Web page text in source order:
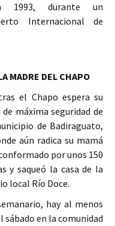
1993, durante un
Internacional de
MADRE DEL CHAPO
el Chapo espera su
máxima seguridad de
de Badiraguato,
aún radica su mamá
por unos 150
y saqueó la casa de la
local Río Doce.
hay al menos
sábado en la comunidad